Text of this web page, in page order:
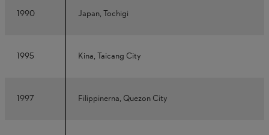
1990 Japan, Tochigi
1995 Kina, Taicang City
1997 Filippinerna, Quezon City